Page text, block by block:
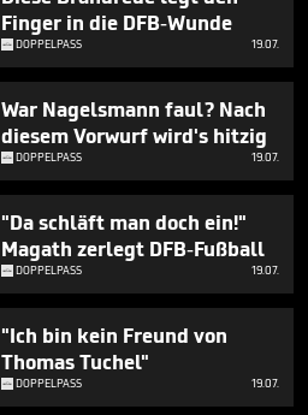
Finger in die DFB-Wunde
DOPPELPASS 19.07.
War Nagelsmann faul? Nach
diesem Vorwurf wird's hitzig
DOPPELPASS 19.07.
"Da schläft man doch ein!"
Magath zerlegt DFB-Fußball
DOPPELPASS 19.07.
"Ich bin kein Freund von
Thomas Tuchel"
DOPPELPASS 19.07.